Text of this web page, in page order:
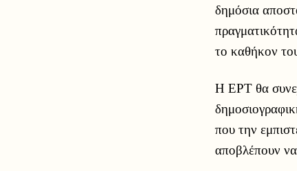
δημόσια
το καθήκον
Η ΕΡΤ θα
που την
αποβλέπουν